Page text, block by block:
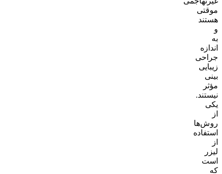
موقتی
هستند
و
به
اندازه
جراحی
زیبایی
بینی
مؤثر
نیستند.
یکی
از
روش‌ها
استفاده
از
لیزر
است
که